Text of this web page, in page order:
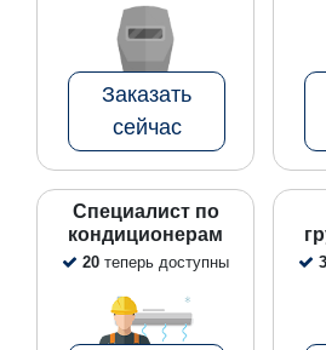
Заказать
сейчас
Специалист по
кондиционерам
20 теперь доступны